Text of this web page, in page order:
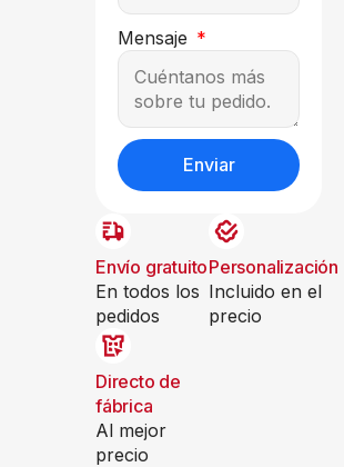
Mensaje
Enviar
Envío gratuito
En todos los
pedidos
Personalización
Incluido en el
precio
Directo de
fábrica
Al mejor
precio